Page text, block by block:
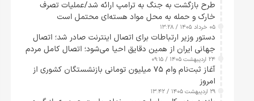
طرح‌ بازگشت به جنگ به ترامپ ارائه شد/عملیات تصرف
خارک و حمله به محل مواد هسته‌ای محتمل است
۰۵ خرداد ۱۴۰۵ / ۱۳:۲۸
دستور وزیر ارتباطات برای اتصال اینترنت صادر شد؛ اتصال
جهانی ایران از همین دقایق احیا می‌شود؛ اتصال کامل مردم
تا ۲۴ ساعت آینده
۲۴ اردیبهشت ۱۴۰۵ / ۰۹:۱۵
آغاز ثبت‌نام وام ۷۵ میلیون تومانی بازنشستگان کشوری از
امروز
۲۹ اردیبهشت ۱۴۰۵ / ۱۳:۴۲